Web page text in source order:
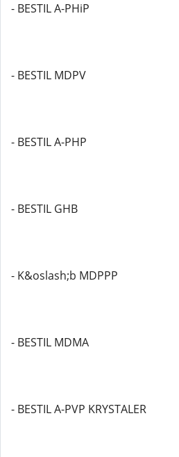
- BESTIL A-PHiP
- BESTIL MDPV
- BESTIL A-PHP
- BESTIL GHB
- K&oslash;b MDPPP
- BESTIL MDMA
- BESTIL A-PVP KRYSTALER